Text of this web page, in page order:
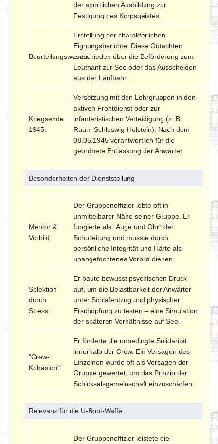
der sportlichen Ausbildung zur
Festigung des Korpsgeistes.
Beurteilungswesen:
Erstellung der charakterlichen
Eignungsberichte. Diese Gutachten
entschieden über die Beförderung zum
Leutnant zur See oder das Ausscheiden
aus der Laufbahn.
Kriegsende
1945:
Versetzung mit den Lehrgruppen in den
aktiven Frontdienst oder zur
infanteristischen Verteidigung (z. B.
Raum Schleswig-Holstein). Nach dem
08.05.1945 verantwortlich für die
geordnete Entlassung der Anwärter.
Besonderheiten der Dienststellung
Mentor &
Vorbild:
Der Gruppenoffizier lebte oft in
unmittelbarer Nähe seiner Gruppe. Er
fungierte als „Auge und Ohr“ der
Schulleitung und musste durch
persönliche Integrität und Härte als
unangefochtenes Vorbild dienen.
Selektion
durch
Stress:
Er baute bewusst psychischen Druck
auf, um die Belastbarkeit der Anwärter
unter Schlafentzug und physischer
Erschöpfung zu testen – eine Simulation
der späteren Verhältnisse auf See.
"Crew-
Kohäsion":
Er förderte die unbedingte Solidarität
innerhalb der Crew. Ein Versagen des
Einzelnen wurde oft als Versagen der
Gruppe gewertet, um das Prinzip der
Schicksalsgemeinschaft einzuschärfen.
Relevanz für die U-Boot-Waffe
Der Gruppenoffizier leistete die